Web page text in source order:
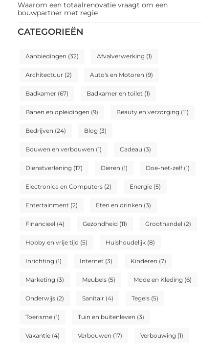
Waarom een totaalrenovatie vraagt om een
bouwpartner met regie
CATEGORIEËN
Aanbiedingen (32) Afvalverwerking (1)
Architectuur(2) Auto's en Motoren (9)
Badkamer(67) Badkamer en toilet(1)
Banen en opleidingen (9) Beauty en verzorging (11)
Bedrijven (24) Blog (3)
Bouwen en verbouwen (1) Cadeau (3)
Dienstverlening (17) Dieren (1) Doe-het-zelf(1)
Electronica en Computers(2) Energie(5)
Entertainment(2) Eten en drinken (3)
Financieel (4) Gezondheid (11) Groothandel (2)
Hobby en vrije tijd (5) Huishoudelijk(8)
Inrichting (1) Internet(3) Kinderen (7)
Marketing (3) Meubels(5) Mode en Kleding (6)
Onderwijs(2) Sanitair(4) Tegels(5)
Toerisme(1) Tuin en buitenleven (3)
Vakantie(4) Verbouwen (17) Verbouwing (1)